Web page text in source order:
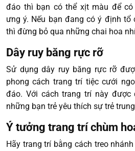
đáo thì bạn có thể xịt màu để
ưng ý. Nếu bạn đang có ý định
thì đừng bỏ qua những chai hoa
Dây ruy băng rực rỡ
Sử dụng dây ruy băng rực rỡ
phong cách trang trí tiệc cưới
đáo. Với cách trang trí này được
những bạn trẻ yêu thích sự trẻ
Ý tưởng trang trí chùm
Hãy trang trí bằng cách treo